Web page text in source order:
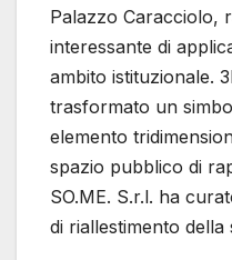
Palazzo Caracciolo,
interessante di
ambito istituzionale.
trasformato un
elemento
spazio pubblico di
SO.ME. S.r.l. ha
di riallestimento della